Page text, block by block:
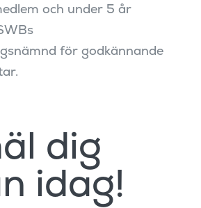
och under 5 år
för godkännande
dig
idag!